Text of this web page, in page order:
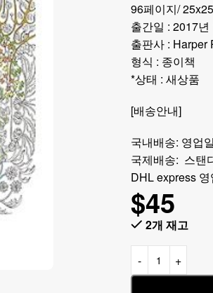
96페이지/
출간일 : 2017년
출판사 : Harper
형식 : 종이책
*상태 : 새상품
[배송안내]
국내배송: 영업
국제배송: 스탠
DHL express
$45
2개 재고